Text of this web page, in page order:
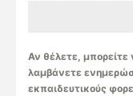
Αν θέλετε, μπορείτε
λαμβάνετε
εκπαιδευτικούς